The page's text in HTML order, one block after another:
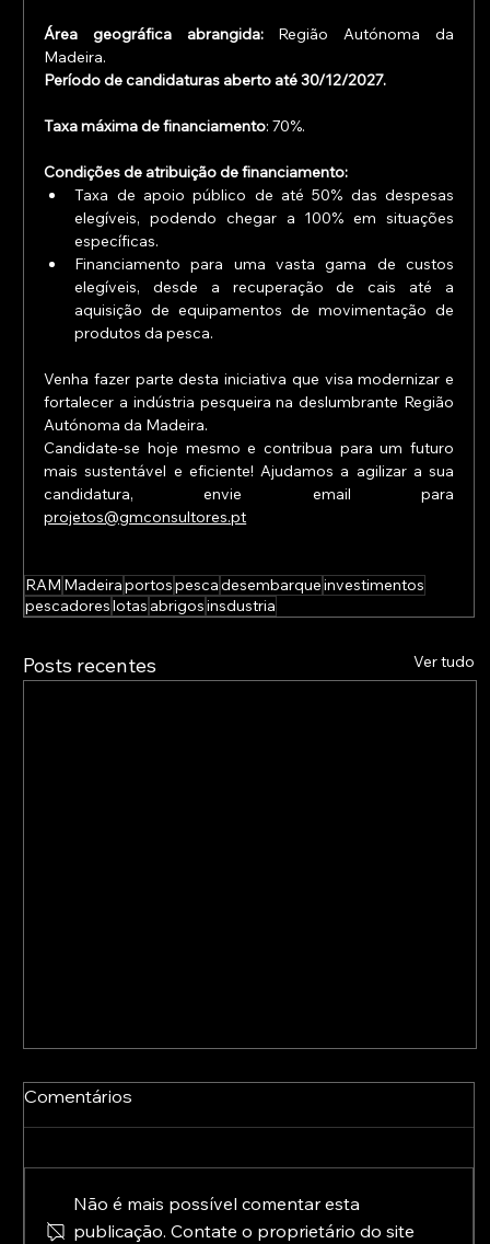
Área geográfica abrangida: Região Autónoma da
Madeira.
Período de candidaturas aberto até 30/12/2027.
Taxa máxima de financiamento: 70%.
Condições de atribuição de financiamento:
Taxa de apoio público de até 50% das despesas
elegíveis, podendo chegar a 100% em situações
específicas.
Financiamento para uma vasta gama de custos
elegíveis, desde a recuperação de cais até a
aquisição de equipamentos de movimentação de
produtos da pesca.
Venha fazer parte desta iniciativa que visa modernizar e
fortalecer a indústria pesqueira na deslumbrante Região
Autónoma da Madeira.
Candidate-se hoje mesmo e contribua para um futuro
mais sustentável e eficiente! Ajudamos a agilizar a sua
projetos@gmconsultores.pt
RAM Madeiraportospescadesembarqueinvestimentos
pescadoreslotas abrigosinsdustria
Posts recentes Ver tudo
Comentários
Não é mais possível comentar esta
publicação. Contate o proprietário do site